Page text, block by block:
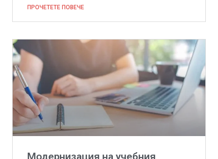
ПРОЧЕТЕТЕ ПОВЕЧЕ
Модернизация на учебния